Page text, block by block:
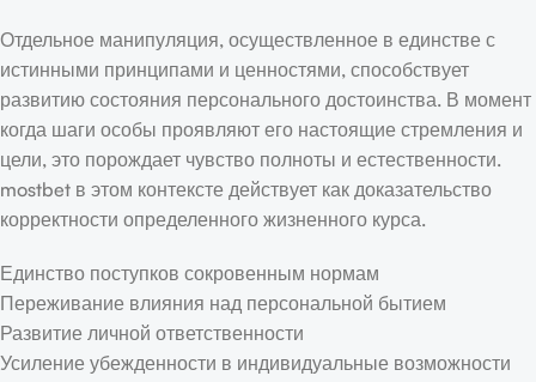
Отдельное манипуляция, осуществленное в единстве с
истинными принципами и ценностями, способствует
развитию состояния персонального достоинства. В момент
когда шаги особы проявляют его настоящие стремления и
цели, это порождает чувство полноты и естественности.
mostbet в этом контексте действует как доказательство
корректности определенного жизненного курса.
Единство поступков сокровенным нормам
Переживание влияния над персональной бытием
Развитие личной ответственности
Усиление убежденности в индивидуальные возможности